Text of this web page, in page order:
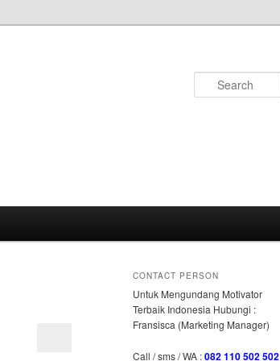
CONTACT PERSON
Untuk Mengundang Motivator
Terbaik Indonesia Hubungi :
Fransisca (Marketing Manager)
Call / sms / WA :082 110 502 502